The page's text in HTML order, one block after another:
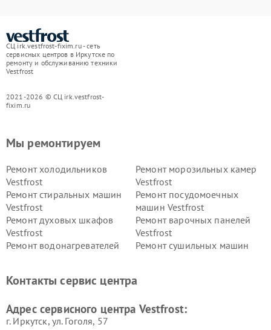
СЦ irk.vestfrost-fixim.ru - сеть
сервисных центров в Иркутске по
ремонту и обслуживанию техники
Vestfrost
2021-2026 © СЦ irk.vestfrost-
fixim.ru
Мы ремонтируем
Ремонт холодильников
Vestfrost
Ремонт морозильных камер
Vestfrost
Ремонт стиральных машин
Vestfrost
Ремонт посудомоечных
машин Vestfrost
Ремонт духовых шкафов
Vestfrost
Ремонт варочных панелей
Vestfrost
Ремонт водонагревателей
Ремонт сушильных машин
Vestfrost
Контакты сервис центра
Адрес сервисного центра Vestfrost:
г. Иркутск, ул. ​Гоголя, 57